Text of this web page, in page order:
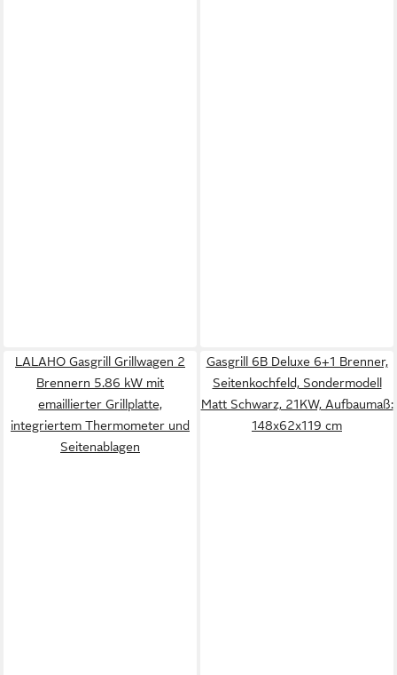
LALAHO Gasgrill Grillwagen 2
Brennern 5.86 kW mit
emaillierter Grillplatte,
integriertem Thermometer und
Seitenablagen
Gasgrill 6B Deluxe 6+1 Brenner,
Seitenkochfeld, Sondermodell
Matt Schwarz, 21KW, Aufbaumaß:
148x62x119 cm